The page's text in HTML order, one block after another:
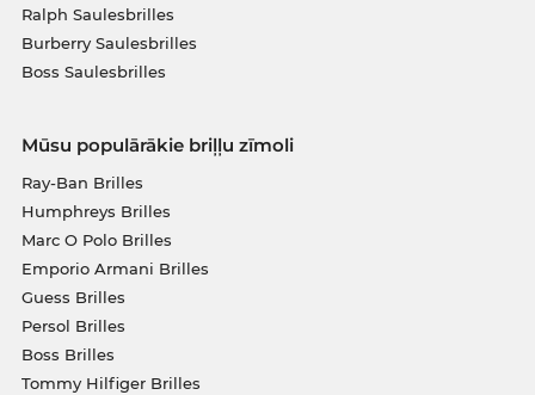
Ralph Saulesbrilles
Burberry Saulesbrilles
Boss Saulesbrilles
Mūsu populārākie briļļu zīmoli
Ray-Ban Brilles
Humphreys Brilles
Marc O Polo Brilles
Emporio Armani Brilles
Guess Brilles
Persol Brilles
Boss Brilles
Tommy Hilfiger Brilles